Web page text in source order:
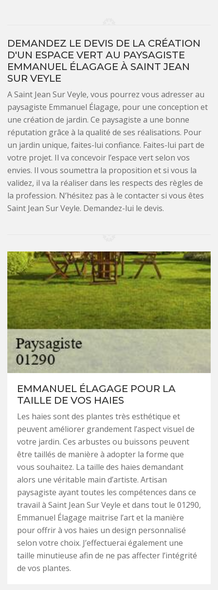
DEMANDEZ LE DEVIS DE LA CRÉATION
D'UN ESPACE VERT AU PAYSAGISTE
EMMANUEL ÉLAGAGE À SAINT JEAN
SUR VEYLE
A Saint Jean Sur Veyle, vous pourrez vous adresser au
paysagiste Emmanuel Élagage, pour une conception et
une création de jardin. Ce paysagiste a une bonne
réputation grâce à la qualité de ses réalisations. Pour
un jardin unique, faites-lui confiance. Faites-lui part de
votre projet. Il va concevoir l’espace vert selon vos
envies. Il vous soumettra la proposition et si vous la
validez, il va la réaliser dans les respects des règles de
la profession. N’hésitez pas à le contacter si vous êtes
Saint Jean Sur Veyle. Demandez-lui le devis.
EMMANUEL ÉLAGAGE POUR LA
TAILLE DE VOS HAIES
Les haies sont des plantes très esthétique et
peuvent améliorer grandement l’aspect visuel de
votre jardin. Ces arbustes ou buissons peuvent
être taillés de manière à adopter la forme que
vous souhaitez. La taille des haies demandant
alors une véritable main d’artiste. Artisan
paysagiste ayant toutes les compétences dans ce
travail à Saint Jean Sur Veyle et dans tout le 01290,
Emmanuel Élagage maitrise l’art et la manière
pour offrir à vos haies un design personnalisé
selon votre choix. J’effectuerai également une
taille minutieuse afin de ne pas affecter l’intégrité
de vos plantes.